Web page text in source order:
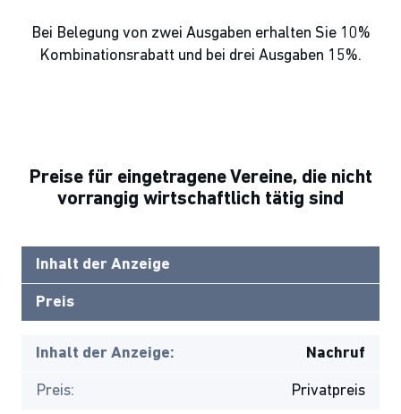
Bei Belegung von zwei Ausgaben erhalten Sie 10%
Kombinationsrabatt und bei drei Ausgaben 15%.
Preise für eingetragene Vereine, die nicht
vorrangig wirtschaftlich tätig sind
Inhalt der Anzeige
Preis
Inhalt der Anzeige: Nachruf
Preis: Privatpreis